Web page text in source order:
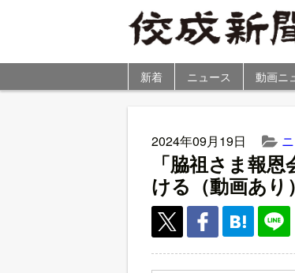
新着 ニュース 動画ニ
2024年09月19日
「脇祖さま報
ける（動画あり）